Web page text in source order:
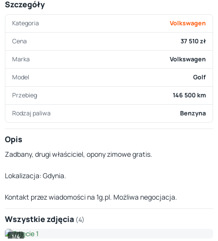
Szczegóły
Kategoria Volkswagen
Cena 37 510 zł
Marka Volkswagen
Model Golf
Przebieg 146 500 km
Rodzaj paliwa Benzyna
Opis
Zadbany, drugi właściciel, opony zimowe gratis.
Lokalizacja: Gdynia.
Kontakt przez wiadomości na 1g.pl. Możliwa negocjacja.
Wszystkie zdjęcia (4)
1/4